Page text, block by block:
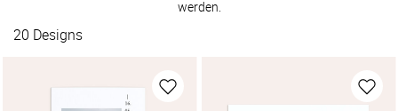
werden.
20 Designs